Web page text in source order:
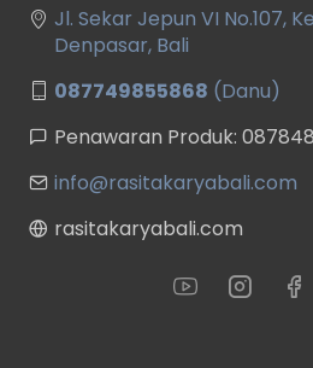
Jl. Sekar Jepun VI No.107,
Denpasar, Bali
087749855868 (Danu)
Penawaran Produk:
info@rasitakaryabali.com
rasitakaryabali.com